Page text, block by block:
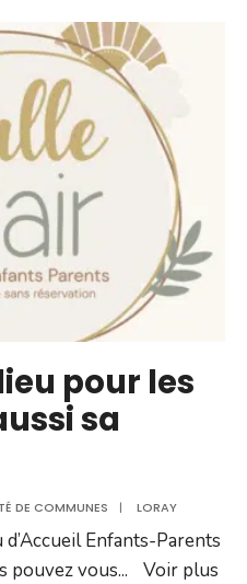
pour les
sa
DE COMMUNES | LORAY
d’Accueil Enfants-Parents
pouvez vous...
Voir plus